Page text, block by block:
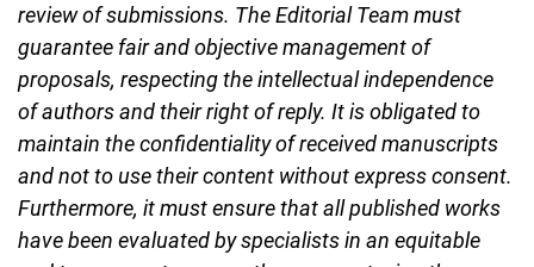
review of submissions. The Editorial Team must
guarantee fair and objective management of
proposals, respecting the intellectual independence
of authors and their right of reply. It is obligated to
maintain the confidentiality of received manuscripts
and not to use their content without express consent.
Furthermore, it must ensure that all published works
have been evaluated by specialists in an equitable